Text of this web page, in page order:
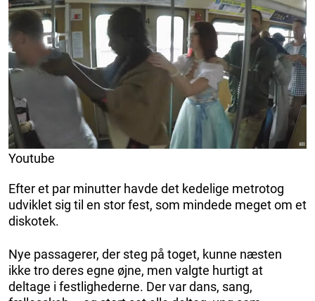
Youtube
Efter et par minutter havde det kedelige metrotog
udviklet sig til en stor fest, som mindede meget om et
diskotek.
Nye passagerer, der steg på toget, kunne næsten
ikke tro deres egne øjne, men valgte hurtigt at
deltage i festlighederne. Der var dans, sang,